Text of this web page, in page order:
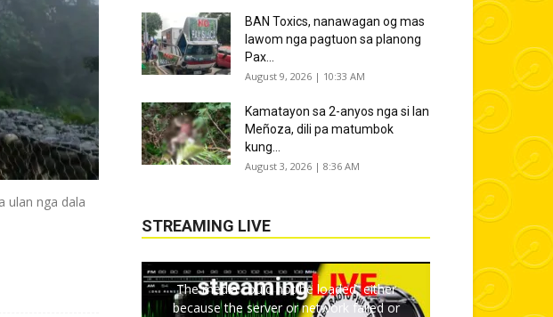
ulan nga dala
BAN Toxics, nanawagan og mas
lawom nga pagtuon sa planong
Pax...
August 9, 2026 | 10:33 AM
Kamatayon sa 2-anyos nga si Ian
Meñoza, dili pa matumbok
kung...
August 3, 2026 | 8:36 AM
STREAMING LIVE
The media could not be loaded, either
because the server or network failed or